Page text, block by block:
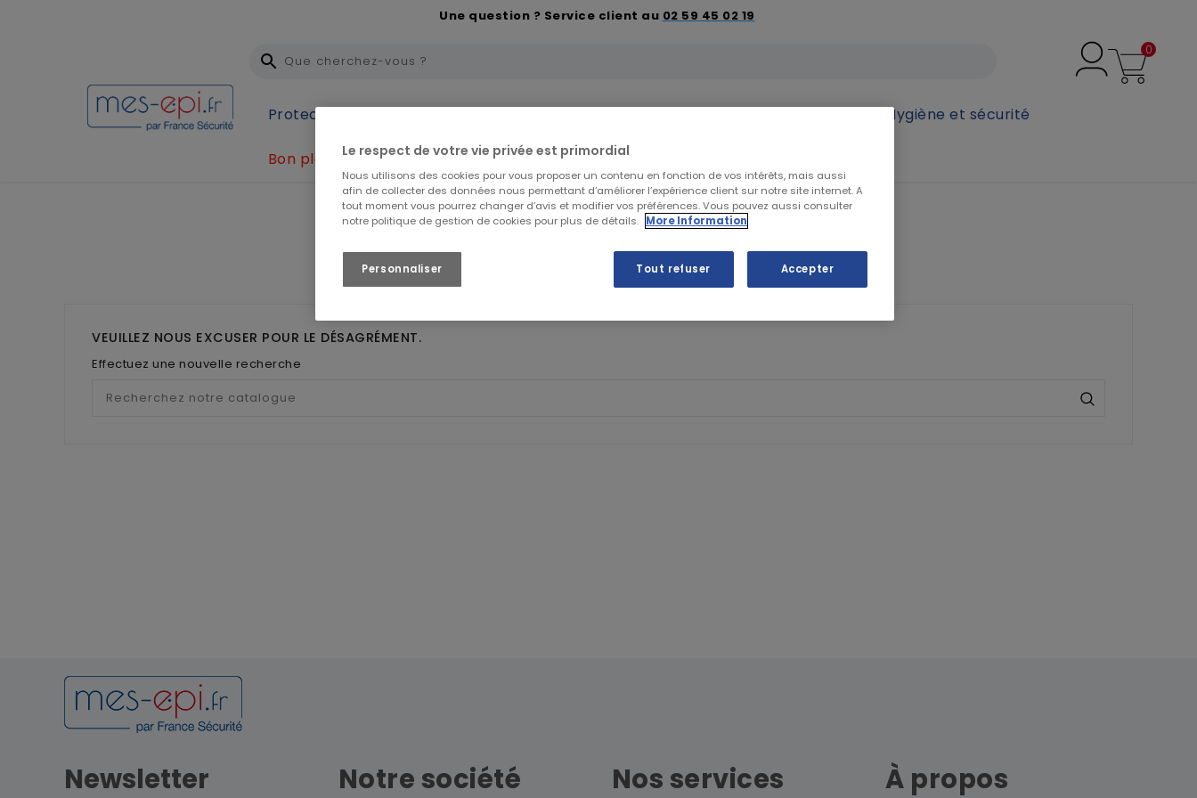
Une question ? Service client au 02 59 45 02 19
0
Protection Individuelle Hygiène et sécurité
Bon plan
Ergonomie Ergonomie
Ergonomie
❮
VEUILLEZ NOUS EXCUSER POUR LE DÉSAGRÉMENT.
Effectuez une nouvelle recherche
Newsletter Notre société Nos services À propos
Le respect de votre vie privée est primordial
Nous utilisons des cookies pour vous proposer un contenu en fonction de vos intérêts, mais aussi
afin de collecter des données nous permettant d’améliorer l’expérience client sur notre site internet. A
tout moment vous pourrez changer d’avis et modifier vos préférences. Vous pouvez aussi consulter
notre politique de gestion de cookies pour plus de détails. More Information
Personnaliser Tout refuser Accepter